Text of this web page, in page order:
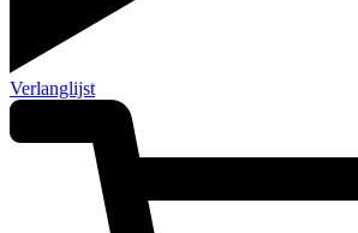
Verlanglijst